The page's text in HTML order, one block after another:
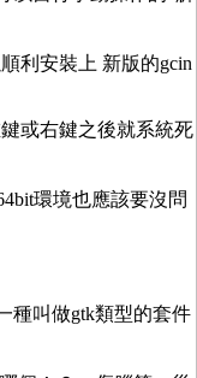
順利安裝上 新版的gcin
或右鍵之後就系統死
環境也應該要沒問
種叫做gtk類型的套件